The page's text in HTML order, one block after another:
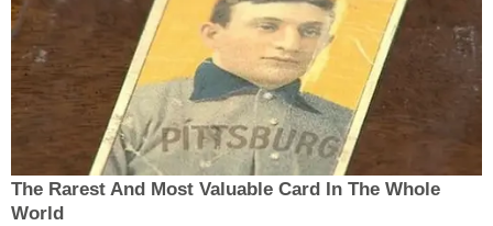
The Rarest And Most Valuable Card In The Whole
World